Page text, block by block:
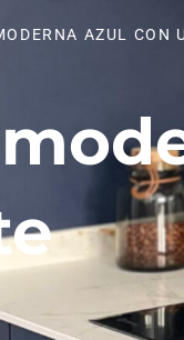
AZUL CON